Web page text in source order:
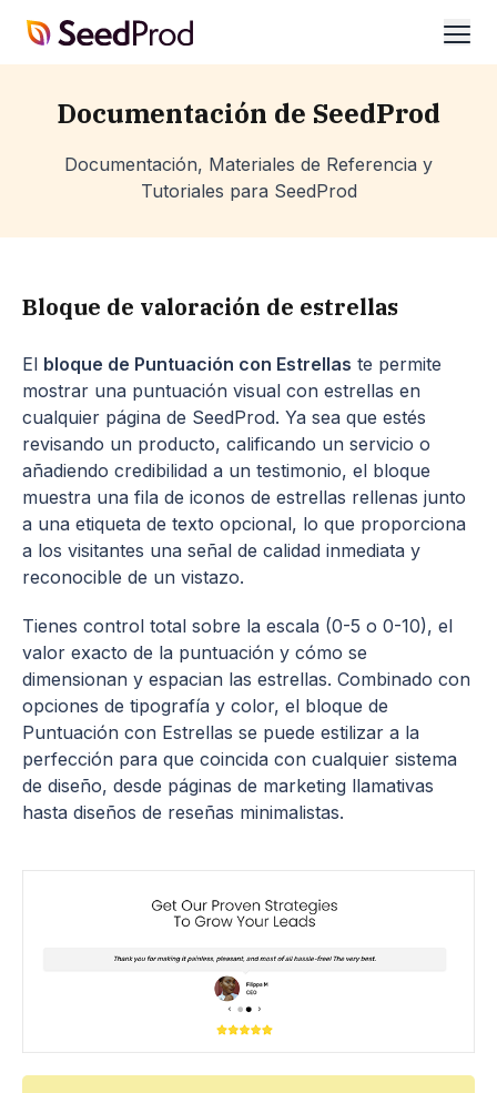
SeedProd
Documentación de SeedProd
Documentación, Materiales de Referencia y
Tutoriales para SeedProd
Bloque de valoración de estrellas
El bloque de Puntuación con Estrellas te permite
mostrar una puntuación visual con estrellas en
cualquier página de SeedProd. Ya sea que estés
revisando un producto, calificando un servicio o
añadiendo credibilidad a un testimonio, el bloque
muestra una fila de iconos de estrellas rellenas junto
a una etiqueta de texto opcional, lo que proporciona
a los visitantes una señal de calidad inmediata y
reconocible de un vistazo.
Tienes control total sobre la escala (0-5 o 0-10), el
valor exacto de la puntuación y cómo se
dimensionan y espacian las estrellas. Combinado con
opciones de tipografía y color, el bloque de
Puntuación con Estrellas se puede estilizar a la
perfección para que coincida con cualquier sistema
de diseño, desde páginas de marketing llamativas
hasta diseños de reseñas minimalistas.